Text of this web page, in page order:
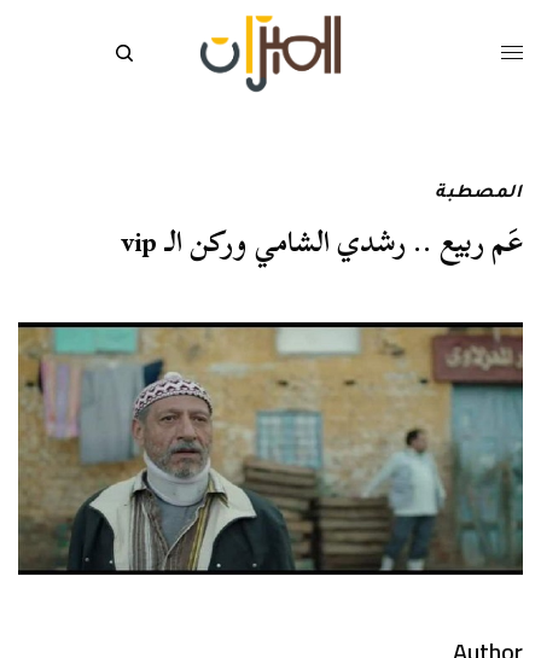
المصطبة
عَم ربيع .. رشدي الشامي وركن الـ vip